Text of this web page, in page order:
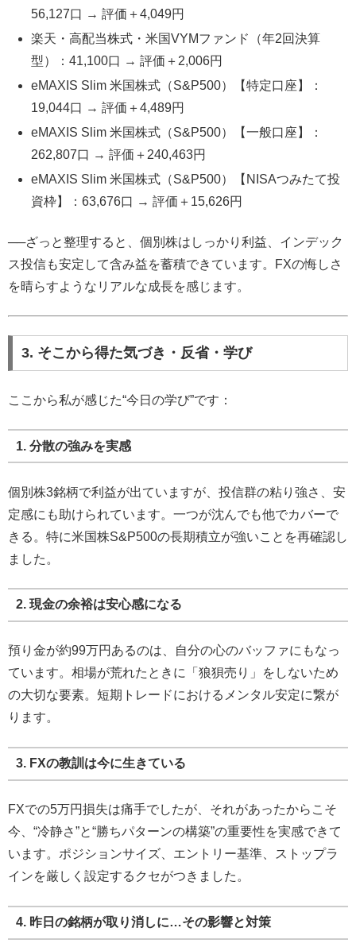
56,127口 → 評価＋4,049円
楽天・高配当株式・米国VYMファンド（年2回決算
型）：41,100口 → 評価＋2,006円
eMAXIS Slim 米国株式（S&P500）【特定口座】：
19,044口 → 評価＋4,489円
eMAXIS Slim 米国株式（S&P500）【一般口座】：
262,807口 → 評価＋240,463円
eMAXIS Slim 米国株式（S&P500）【NISAつみたて投
資枠】：63,676口 → 評価＋15,626円
──ざっと整理すると、個別株はしっかり利益、インデック
ス投信も安定して含み益を蓄積できています。FXの悔しさ
を晴らすようなリアルな成長を感じます。
3. そこから得た気づき・反省・学び
ここから私が感じた“今日の学び”です：
1. 分散の強みを実感
個別株3銘柄で利益が出ていますが、投信群の粘り強さ、安
定感にも助けられています。一つが沈んでも他でカバーで
きる。特に米国株S&P500の長期積立が強いことを再確認し
ました。
2. 現金の余裕は安心感になる
預り金が約99万円あるのは、自分の心のバッファにもなっ
ています。相場が荒れたときに「狼狽売り」をしないため
の大切な要素。短期トレードにおけるメンタル安定に繋が
ります。
3. FXの教訓は今に生きている
FXでの5万円損失は痛手でしたが、それがあったからこそ
今、“冷静さ”と“勝ちパターンの構築”の重要性を実感できて
います。ポジションサイズ、エントリー基準、ストップラ
インを厳しく設定するクセがつきました。
4. 昨日の銘柄が取り消しに…その影響と対策